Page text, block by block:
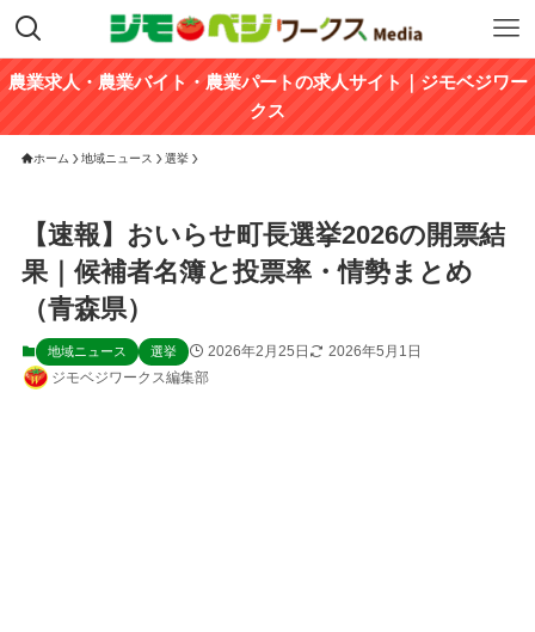
農業求人・農業バイト・農業パートの求人サイト｜ジモベジワー
クス
ホーム 地域ニュース 選挙
【速報】おいらせ町長選挙2026の開票結
果｜候補者名簿と投票率・情勢まとめ
（青森県）
地域ニュース 選挙 2026年2月25日
2026年5月1日
ジモベジワークス編集部